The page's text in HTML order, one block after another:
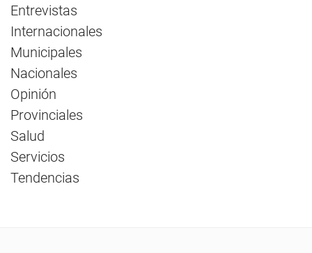
Entrevistas
Internacionales
Municipales
Nacionales
Opinión
Provinciales
Salud
Servicios
Tendencias